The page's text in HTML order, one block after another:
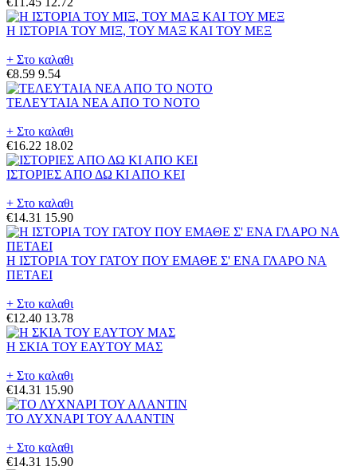
Η ΙΣΤΟΡΙΑ ΤΟΥ ΜΙΞ, ΤΟΥ ΜΑΞ ΚΑΙ ΤΟΥ ΜΕΞ
+ Στο καλαθι
€8.59 9.54
ΤΕΛΕΥΤΑΙΑ ΝΕΑ ΑΠΟ ΤΟ ΝΟΤΟ
+ Στο καλαθι
€16.22 18.02
ΙΣΤΟΡΙΕΣ ΑΠΟ ΔΩ ΚΙ ΑΠΟ ΚΕΙ
+ Στο καλαθι
€14.31 15.90
Η ΙΣΤΟΡΙΑ ΤΟΥ ΓΑΤΟΥ ΠΟΥ ΕΜΑΘΕ Σ' ΕΝΑ ΓΛΑΡΟ ΝΑ
ΠΕΤΑΕΙ
+ Στο καλαθι
€12.40 13.78
Η ΣΚΙΑ ΤΟΥ ΕΑΥΤΟΥ ΜΑΣ
+ Στο καλαθι
€14.31 15.90
ΤΟ ΛΥΧΝΑΡΙ ΤΟΥ ΑΛΑΝΤΙΝ
+ Στο καλαθι
€14.31 15.90